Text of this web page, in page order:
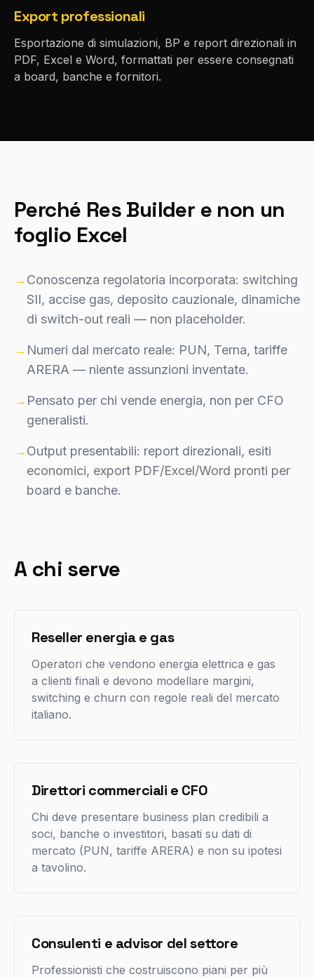
Export professionali
Esportazione di simulazioni, BP e report direzionali in
PDF, Excel e Word, formattati per essere consegnati
a board, banche e fornitori.
Perché Res Builder e non un
foglio Excel
→Conoscenza regolatoria incorporata: switching
SII, accise gas, deposito cauzionale, dinamiche
di switch-out reali — non placeholder.
→ Numeri dal mercato reale: PUN, Terna, tariffe
ARERA — niente assunzioni inventate.
→ Pensato per chi vende energia, non per CFO
generalisti.
→Output presentabili: report direzionali, esiti
economici, export PDF/Excel/Word pronti per
board e banche.
A chi serve
Reseller energia e gas
Operatori che vendono energia elettrica e gas
a clienti finali e devono modellare margini,
switching e churn con regole reali del mercato
italiano.
Direttori commerciali e CFO
Chi deve presentare business plan credibili a
soci, banche o investitori, basati su dati di
mercato (PUN, tariffe ARERA) e non su ipotesi
a tavolino.
Consulenti e advisor del settore
Professionisti che costruiscono piani per più